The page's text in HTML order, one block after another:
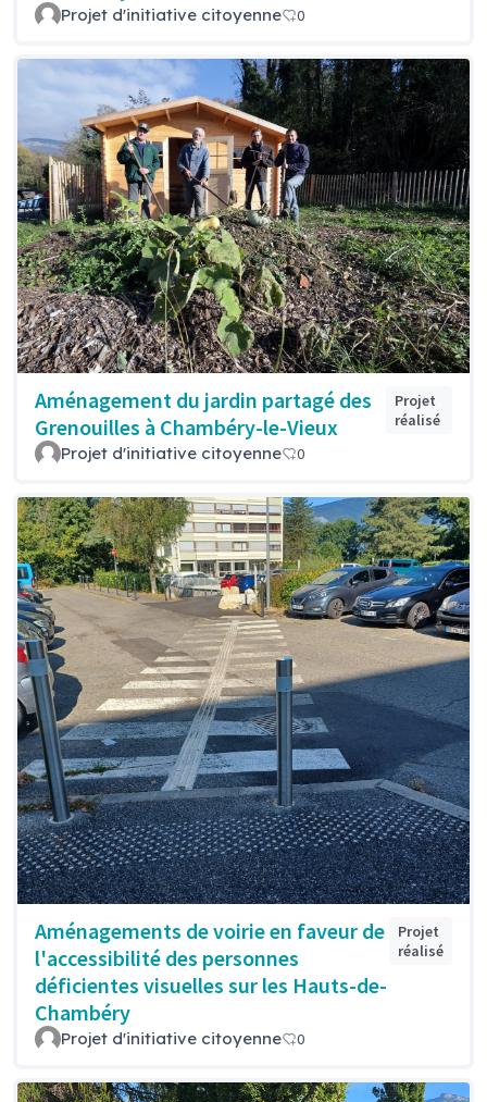
Projet d'initiative citoyenne 0
Aménagement du jardin partagé des
Grenouilles à Chambéry-le-Vieux
Projet
réalisé
Projet d'initiative citoyenne 0
Aménagements de voirie en faveur de
l'accessibilité des personnes
déficientes visuelles sur les Hauts-de-
Chambéry
Projet
réalisé
Projet d'initiative citoyenne 0